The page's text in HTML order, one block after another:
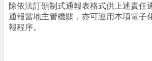
除依法訂頒制式通報表格式供上述責任
通報當地主管機關，亦可運用本項電子
報程序。